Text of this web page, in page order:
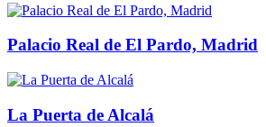
Palacio Real de El Pardo, Madrid
La Puerta de Alcalá